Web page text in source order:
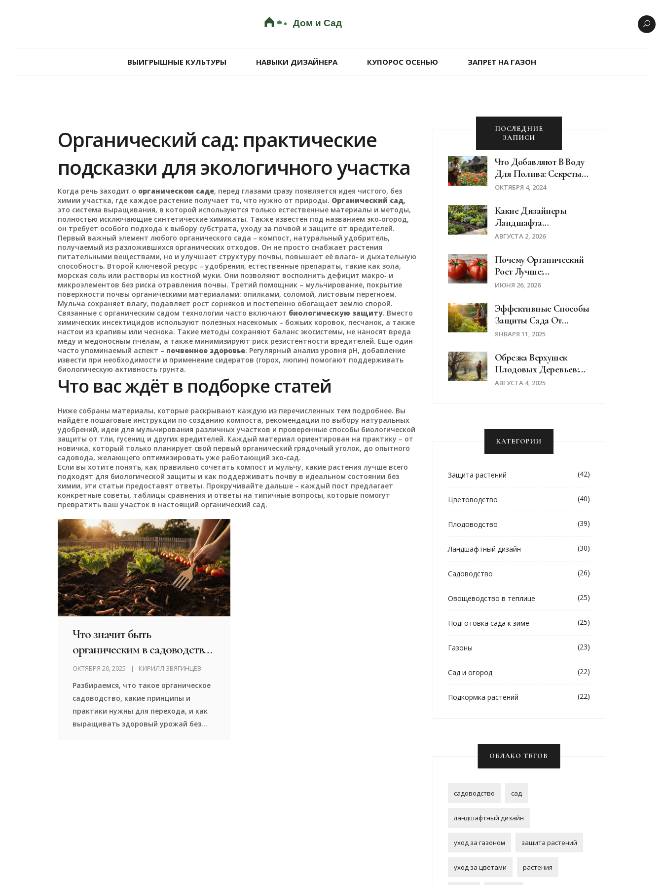
ВЫИГРЫШНЫЕ КУЛЬТУРЫ НАВЫКИ ДИЗАЙНЕРА КУПОРОС ОСЕНЬЮ ЗАПРЕТ НА ГАЗОН
Органический сад: практические
подсказки для экологичного участка
Когда речь заходит о органическом саде, перед глазами сразу появляется идея чистого, без
химии участка, где каждое растение получает то, что нужно от природы. Органический сад,
это система выращивания, в которой используются только естественные материалы и методы,
полностью исключающие синтетические химикаты. Также известен под названием эко‑огород,
он требует особого подхода к выбору субстрата, уходу за почвой и защите от вредителей.
Первый важный элемент любого органического сада – компост, натуральный удобритель,
получаемый из разложившихся органических отходов. Он не просто снабжает растения
питательными веществами, но и улучшает структуру почвы, повышает её влаго‑ и дыхательную
способность. Второй ключевой ресурс –удобрения, естественные препараты, такие как зола,
морская соль или растворы из костной муки. Они позволяют восполнить дефицит макро‑ и
микроэлементов без риска отравления почвы. Третий помощник – мульчирование, покрытие
поверхности почвы органическими материалами: опилками, соломой, листовым перегноем.
Мульча сохраняет влагу, подавляет рост сорняков и постепенно обогащает землю спорой.
Связанные с органическим садом технологии часто включают биологическую защиту. Вместо
химических инсектицидов используют полезных насекомых – божьих коровок, песчанок, а также
настои из крапивы или чеснока. Такие методы сохраняют баланс экосистемы, не наносят вреда
мёду и медоносным пчёлам, а также минимизируют риск резистентности вредителей. Еще один
часто упоминаемый аспект – почвенное здоровье. Регулярный анализ уровня pH, добавление
извести при необходимости и применение сидератов (горох, люпин) помогают поддерживать
биологическую активность грунта.
Что вас ждёт в подборке статей
Ниже собраны материалы, которые раскрывают каждую из перечисленных тем подробнее. Вы
найдёте пошаговые инструкции по созданию компоста, рекомендации по выбору натуральных
удобрений, идеи для мульчирования различных участков и проверенные способы биологической
защиты от тли, гусениц и других вредителей. Каждый материал ориентирован на практику – от
новичка, который только планирует свой первый органический грядочный уголок, до опытного
садовода, желающего оптимизировать уже работающий эко‑сад.
Если вы хотите понять, как правильно сочетать компост и мульчу, какие растения лучше всего
подходят для биологической защиты и как поддерживать почву в идеальном состоянии без
химии, эти статьи предоставят ответы. Прокручивайте дальше – каждый пост предлагает
конкретные советы, таблицы сравнения и ответы на типичные вопросы, которые помогут
превратить ваш участок в настоящий органический сад.
Что значит быть
органическим в садоводстве?
Полное объяснение
ОКТЯБРЯ 20, 2025 КИРИЛЛ ЗВЯГИНЦЕВ
Разбираемся, что такое органическое
садоводство, какие принципы и
практики нужны для перехода, и как
выращивать здоровый урожай без
ПОСЛЕДНИЕ
ЗАПИСИ
Что Добавляют В Воду
Для Полива: Секреты
Здоровых Цветов
ОКТЯБРЯ 4, 2024
Какие Дизайнеры
Ландшафта
Востребованы В 2024
АВГУСТА 2, 2026
Почему Органический
Рост Лучше:
Преимущества Для
Экологии
ИЮНЯ 26, 2026
Эффективные Способы
Защиты Сада От
Насекомых-Вредителей
ЯНВАРЯ 11, 2025
Обрезка Верхушек
Плодовых Деревьев:
Когда Это Реально
АВГУСТА 4, 2025
КАТЕГОРИИ
Защита растений (42)
Цветоводство (40)
Плодоводство (39)
Ландшафтный дизайн (30)
Садоводство (26)
Овощеводство в теплице (25)
Подготовка сада к зиме (25)
Газоны (23)
Сад и огород (22)
Подкормка растений (22)
ОБЛАКО ТЕГОВ
садоводство сад
ландшафтный дизайн
уход за газоном защита растений
уход за цветами растения